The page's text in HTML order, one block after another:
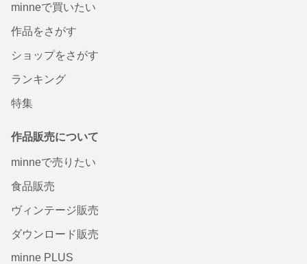
minneで買いたい
作品をさがす
ショップをさがす
ランキング
特集
作品販売について
minneで売りたい
食品販売
ヴィンテージ販売
ダウンロード販売
minne PLUS